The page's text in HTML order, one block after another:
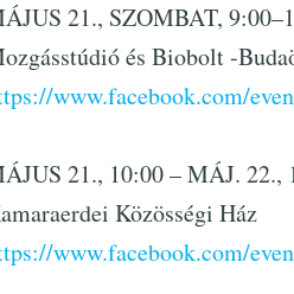
21., SZOMBAT,
és Biobolt -
www.facebook.com/
21., 10:00 – MÁJ. 22.,
Közösségi Ház
www.facebook.com/